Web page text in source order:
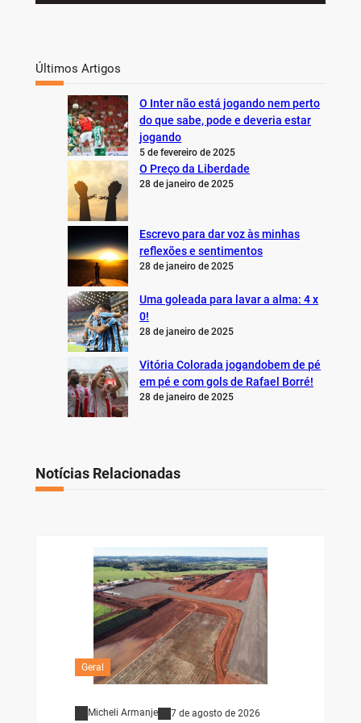
Últimos Artigos
O Inter não está jogando nem perto
do que sabe, pode e deveria estar
jogando
5 de fevereiro de 2025
O Preço da Liberdade
28 de janeiro de 2025
Escrevo para dar voz às minhas
reflexões e sentimentos
28 de janeiro de 2025
Uma goleada para lavar a alma: 4 x
0!
28 de janeiro de 2025
Vitória Colorada jogandobem de pé
em pé e com gols de Rafael Borré!
28 de janeiro de 2025
Notícias Relacionadas
Geral
Micheli Armanje 7 de agosto de 2026